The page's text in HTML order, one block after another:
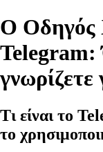
Ο Οδηγός
Telegram:
Τι είναι το
το